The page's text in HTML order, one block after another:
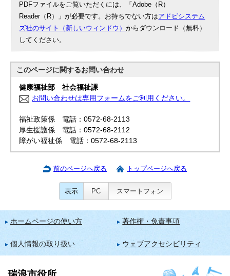
PDFファイルをご覧いただくには、「Adobe（R）
Reader（R）」が必要です。お持ちでない方はアドビシステム
ズ社のサイト（新しいウィンドウ）からダウンロード（無料）
してください。
このページに関するお問い合わせ
健康福祉部 社会福祉課
お問い合わせは専用フォームをご利用ください。
福祉政策係 電話：0572-68-2113
厚生援護係 電話：0572-68-2112
障がい福祉係 電話：0572-68-2113
前のページへ戻る トップページへ戻る
表示 PC スマートフォン
ホームページの使い方 著作権・免責事項
個人情報の取り扱い ウェブアクセシビリティ